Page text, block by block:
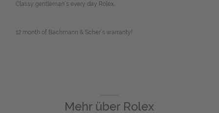
Classy gentleman´s every day Rolex.
12 month of Bachmann & Scher´s warranty!
Mehr über Rolex